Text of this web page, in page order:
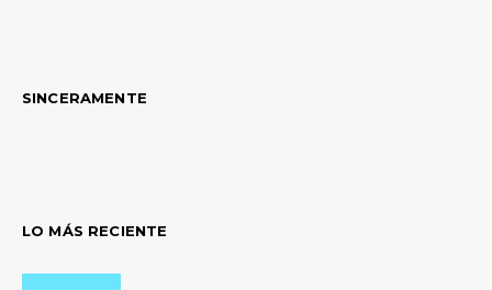
SINCERAMENTE
LO MÁS RECIENTE